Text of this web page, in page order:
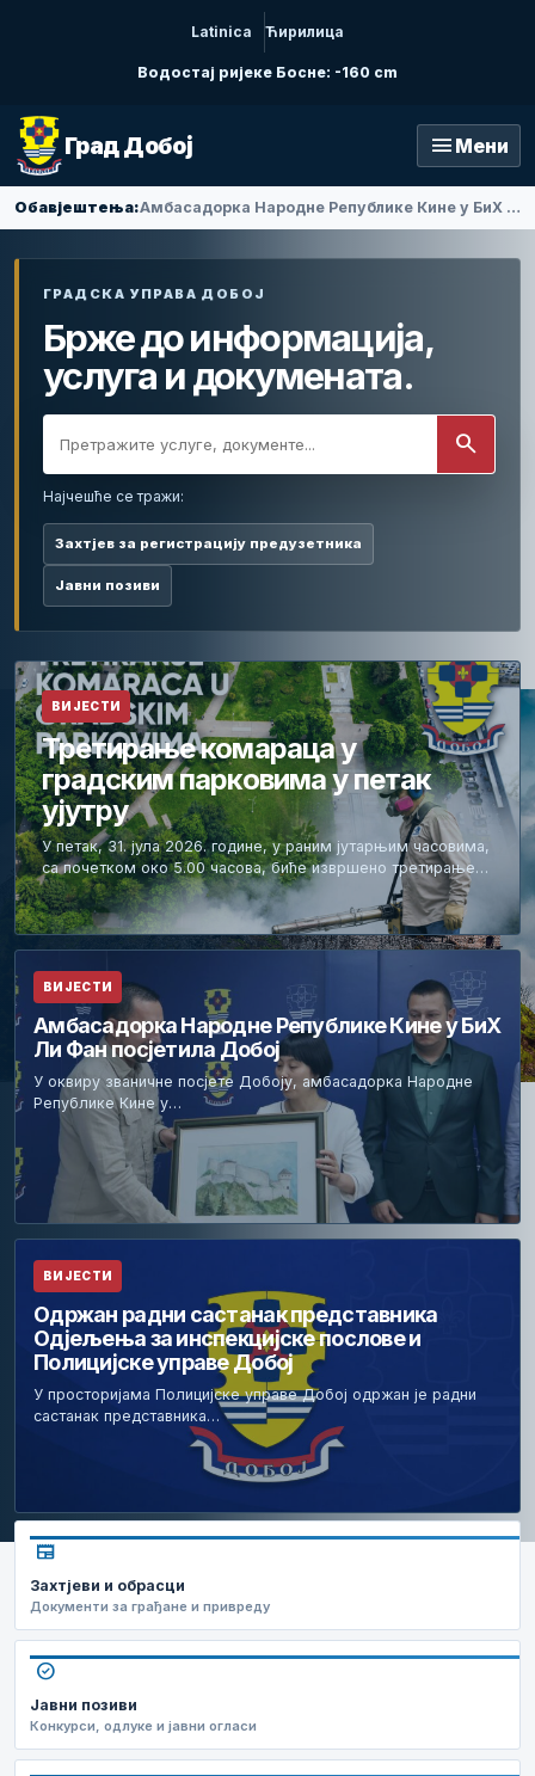
Latinica Ћирилица
Водостај ријеке Босне: -160 cm
Град Добој menu Мени
Обавјештења: Амбасадорка Народне Републике Кине у БиХ Ли Фан посјетила Добој
ГРАДСКА УПРАВА ДОБОЈ
Брже до информација,
услуга и докумената.
search
Најчешће се тражи:
Захтјев за регистрацију предузетника
Јавни позиви
ВИЈЕСТИ
Третирање комараца у
градским парковима у петак
ујутру
У петак, 31. јула 2026. године, у раним јутарњим часовима,
са почетком око 5.00 часова, биће извршено третирање…
ВИЈЕСТИ
Амбасадорка Народне Републике Кине у БиХ
Ли Фан посјетила Добој
У оквиру званичне посјете Добоју, амбасадорка Народне
Републике Кине у…
ВИЈЕСТИ
Одржан радни састанак представника
Одјељења за инспекцијске послове и
Полицијске управе Добој
У просторијама Полицијске управе Добој одржан је радни
састанак представника…
newspaper
Захтјеви и обрасци
Документи за грађане и привреду
check_circle
Јавни позиви
Конкурси, одлуке и јавни огласи